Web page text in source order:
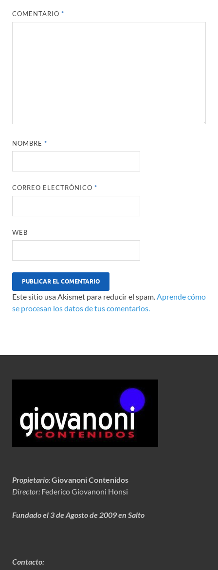
COMENTARIO*
NOMBRE*
CORREO ELECTRÓNICO*
WEB
Este sitio usa Akismet para reducir el spam.Aprende cómo
se procesan los datos de tus comentarios.
Propietario:Giovanoni Contenidos
Director: Federico Giovanoni Honsi
Fundado el 3 de Agosto de 2009 en Salto
Contacto: